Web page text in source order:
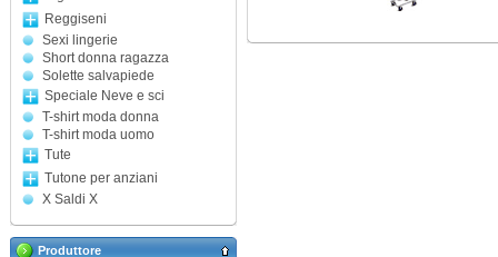
Reggiseni
Sexi lingerie
Short donna ragazza
Solette salvapiede
Speciale Neve e sci
T-shirt moda donna
T-shirt moda uomo
Tute
Tutone per anziani
X Saldi X
Produttore